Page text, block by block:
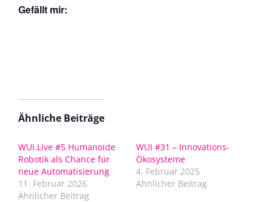
Gefällt mir:
Ähnliche Beiträge
WUI.Live #5 Humanoide
Robotik als Chance für
neue Automatisierung
11. Februar 2026
Ähnlicher Beitrag
WUI #31 – Innovations-
Ökosysteme
4. Februar 2025
Ähnlicher Beitrag